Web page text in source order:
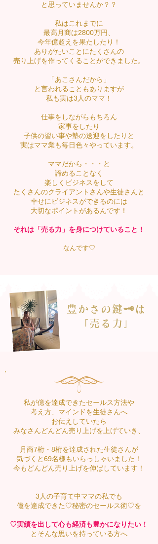
と思っていませんか？？
私はこれまでに
最高月商は2800万円、
今年億超えを果たしたり！
ありがたいことにたくさんの
売り上げを作ってくることができました。
「あこさんだから」
と言われることもありますが
私も実は3人のママ！
仕事をしながらもちろん
家事をしたり
子供の習い事や塾の送迎をしたりと
実はママ業も毎日色々やっています。
ママだから・・・と
諦めることなく
楽しくビジネスをして
たくさんのクライアントさんや生徒さんと
幸せにビジネスができるのには
大切なポイントがあるんです！
それは「売る力」を身につけていること！
​なんです♡
豊かさの鍵🗝️は
「売る力」
私が億を達成できたセールス方法や
考え方、マインドを生徒さんへ
お伝えしていたら
みなさんどんどん売り上げを上げていき、
月商7桁・8桁を達成された生徒さんが
気づくと69名様もいらっしゃいました！
今もどんどん売り上げを伸ばしています！
3人の子育て中ママの私でも
億を達成できた♡​秘密のセールス術♡を
♡実績を出して心も経済も豊かになりたい！
とそんな思いを持っている方へ